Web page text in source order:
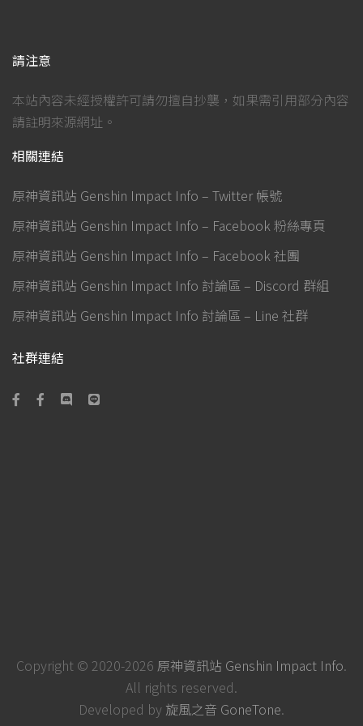
請注意
本站內容未經授權許可請勿擅自抄襲，如果需引用部分內容
請註明來源網址。
相關連結
原神資訊站 Genshin Impact Info – Twitter 帳號
原神資訊站 Genshin Impact Info – Facebook 粉絲專頁
原神資訊站 Genshin Impact Info – Facebook 社團
原神資訊站 Genshin Impact Info 討論區 – Discord 群組
原神資訊站 Genshin Impact Info 討論區 – Line 社群
社群連結
Copyright © 2020-2026 原神資訊站 Genshin Impact Info.
All rights reserved.
Developed by 旋風之音 GoneTone.